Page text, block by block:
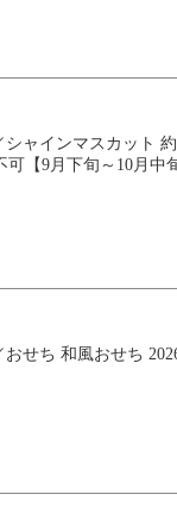
ャインマスカット
【9月下旬～10月中
せち 和風おせち